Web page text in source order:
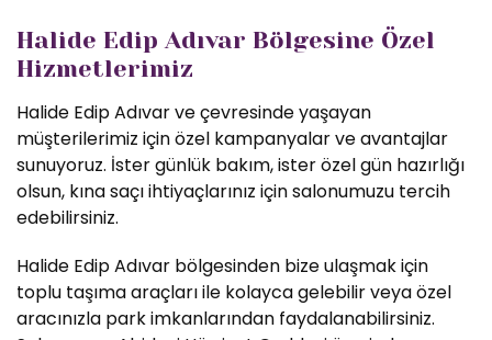
Halide Edip Adıvar Bölgesine Özel
Hizmetlerimiz
Halide Edip Adıvar ve çevresinde yaşayan
müşterilerimiz için özel kampanyalar ve avantajlar
sunuyoruz. İster günlük bakım, ister özel gün hazırlığı
olsun, kına saçı ihtiyaçlarınız için salonumuzu tercih
edebilirsiniz.
Halide Edip Adıvar bölgesinden bize ulaşmak için
toplu taşıma araçları ile kolayca gelebilir veya özel
aracınızla park imkanlarından faydalanabilirsiniz.